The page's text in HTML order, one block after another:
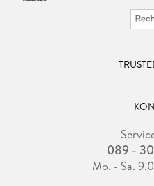
089 -
Mo. - Sa.